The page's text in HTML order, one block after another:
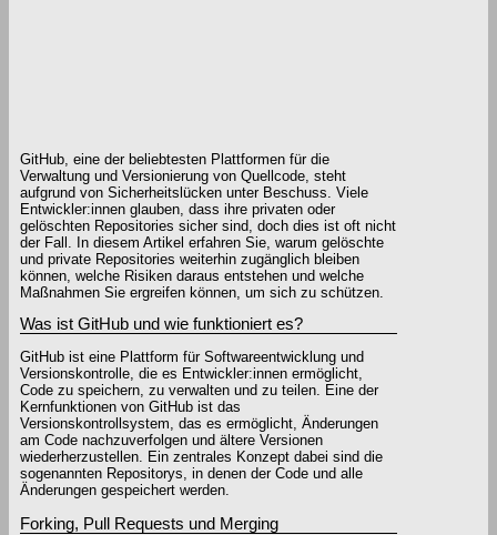
GitHub, eine der beliebtesten Plattformen für die
Verwaltung und Versionierung von Quellcode, steht
aufgrund von Sicherheitslücken unter Beschuss. Viele
Entwickler:innen glauben, dass ihre privaten oder
gelöschten Repositories sicher sind, doch dies ist oft nicht
der Fall. In diesem Artikel erfahren Sie, warum gelöschte
und private Repositories weiterhin zugänglich bleiben
können, welche Risiken daraus entstehen und welche
Maßnahmen Sie ergreifen können, um sich zu schützen.
Was ist GitHub und wie funktioniert es?
GitHub ist eine Plattform für Softwareentwicklung und
Versionskontrolle, die es Entwickler:innen ermöglicht,
Code zu speichern, zu verwalten und zu teilen. Eine der
Kernfunktionen von GitHub ist das
Versionskontrollsystem, das es ermöglicht, Änderungen
am Code nachzuverfolgen und ältere Versionen
wiederherzustellen. Ein zentrales Konzept dabei sind die
sogenannten Repositorys, in denen der Code und alle
Änderungen gespeichert werden.
Forking, Pull Requests und Merging